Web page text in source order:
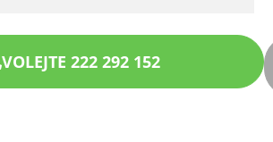
VOLEJTE 222 292 152